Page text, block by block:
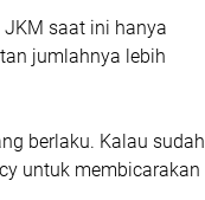
saat ini hanya
jumlahnya lebih
berlaku. Kalau sudah
untuk membicarakan